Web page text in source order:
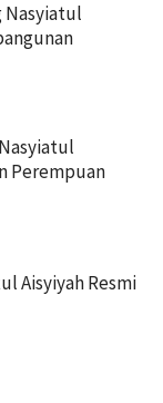
Nasyiatul
Perempuan
Aisyiyah Resmi